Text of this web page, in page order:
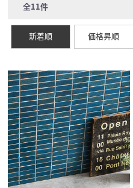
全11件
新着順 価格昇順